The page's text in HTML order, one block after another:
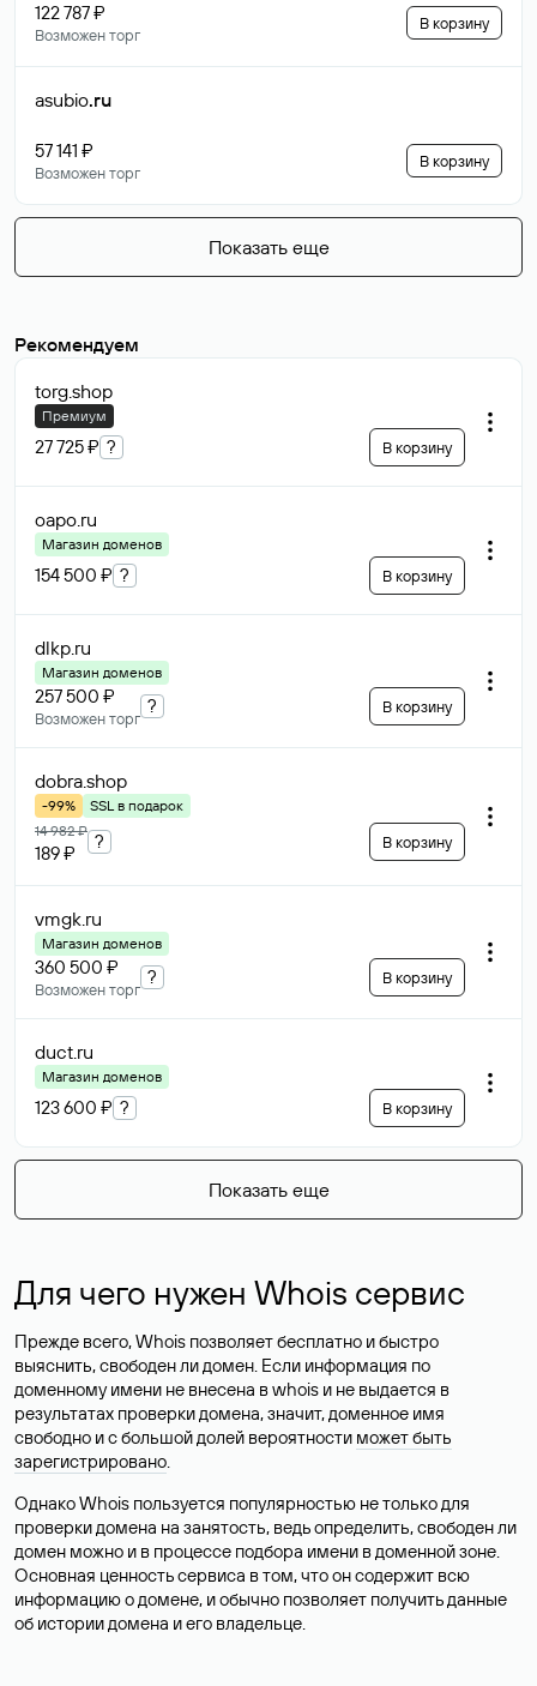
122 787 ₽
Возможен торг
В корзину
asubio.ru
57 141 ₽
Возможен торг
В корзину
Показать еще
Рекомендуем
torg.shop
Премиум
27 725 ₽ ? В корзину
oapo.ru
Магазин доменов
154 500 ₽ ? В корзину
dlkp.ru
Магазин доменов
257 500 ₽
Возможен торг
? В корзину
dobra.shop
-99%
SSL в подарок
14 982 ₽
189 ₽
? В корзину
vmgk.ru
Магазин доменов
360 500 ₽
Возможен торг
? В корзину
duct.ru
Магазин доменов
123 600 ₽ ? В корзину
Показать еще
Для чего нужен Whois сервис
Прежде всего, Whois позволяет бесплатно и быстро
выяснить, свободен ли домен. Если информация по
доменному имени не внесена в whois и не выдается в
результатах проверки домена, значит, доменное имя
свободно и с большой долей вероятности может быть
зарегистрировано.
Однако Whois пользуется популярностью не только для
проверки домена на занятость, ведь определить, свободен ли
домен можно и в процессе подбора имени в доменной зоне.
Основная ценность сервиса в том, что он содержит всю
информацию о домене, и обычно позволяет получить данные
об истории домена и его владельце.